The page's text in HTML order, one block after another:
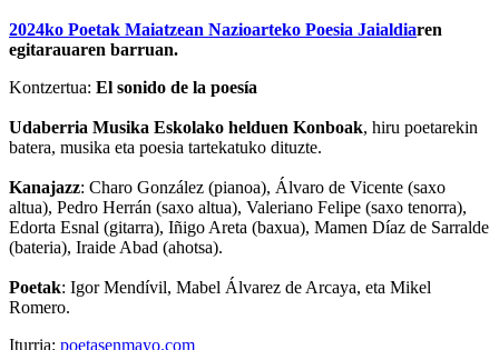
2024ko Poetak Maiatzean Nazioarteko Poesia Jaialdiaren
egitarauaren barruan.
Kontzertua: El sonido de la poesía
Udaberria Musika Eskolako helduen Konboak, hiru poetarekin
batera, musika eta poesia tartekatuko dituzte.
Kanajazz: Charo González (pianoa), Álvaro de Vicente (saxo
altua), Pedro Herrán (saxo altua), Valeriano Felipe (saxo tenorra),
Edorta Esnal (gitarra), Iñigo Areta (baxua), Mamen Díaz de Sarralde
(bateria), Iraide Abad (ahotsa).
Poetak: Igor Mendívil, Mabel Álvarez de Arcaya, eta Mikel
Romero.
Iturria: poetasenmayo.com